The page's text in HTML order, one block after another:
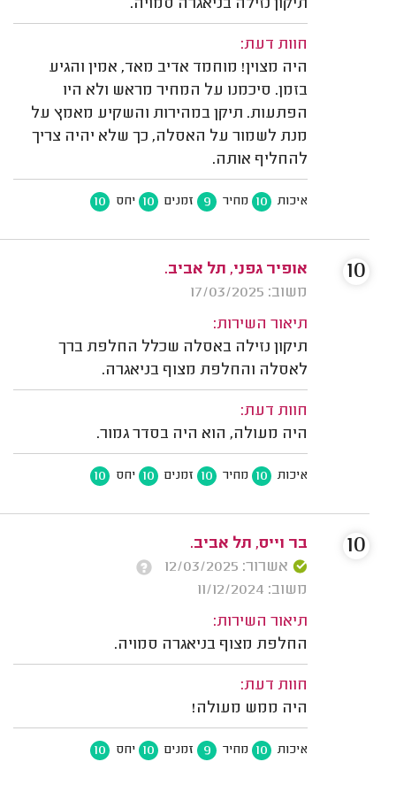
תיקון נזילה בניאגרה סמויה.
חוות דעת:
היה מצוין! מוחמד אדיב מאד, אמין והגיע
בזמן. סיכמנו על המחיר מראש ולא היו
הפתעות. תיקן במהירות והשקיע מאמץ על
מנת לשמור על האסלה, כך שלא יהיה צריך
להחליף אותה.
איכות 10 מחיר 9 זמנים 10 יחס 10
אופיר גפני, תל אביב.
משוב: 17/03/2025
תיאור השירות:
תיקון נזילה באסלה שכלל החלפת ברך
לאסלה והחלפת מצוף בניאגרה.
חוות דעת:
היה מעולה, הוא היה בסדר גמור.
איכות 10 מחיר 10 זמנים 10 יחס 10
10
בר וייס, תל אביב.
אשרור: 12/03/2025
משוב: 11/12/2024
תיאור השירות:
החלפת מצוף בניאגרה סמויה.
חוות דעת:
היה ממש מעולה!
איכות 10 מחיר 9 זמנים 10 יחס 10
10